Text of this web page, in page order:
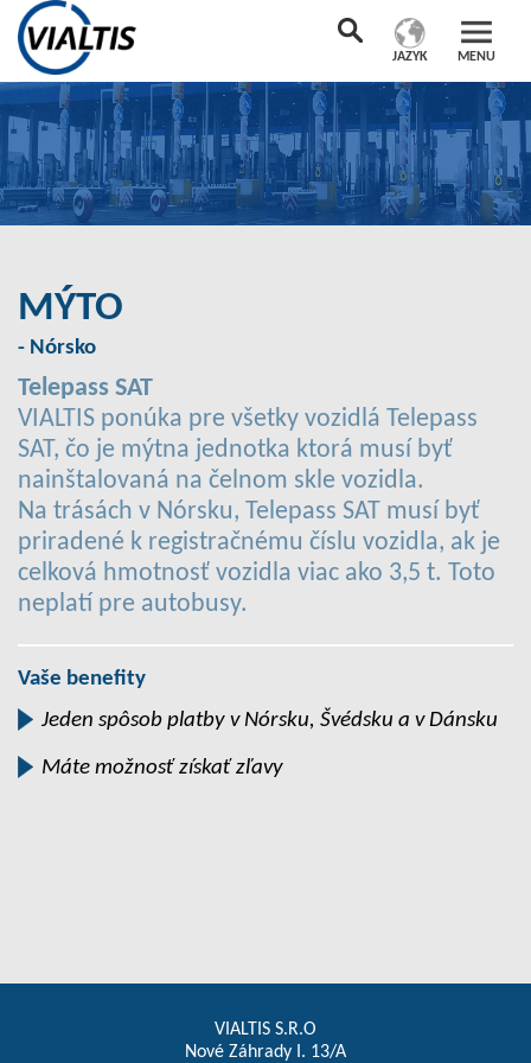
MENU
JAZYK
MÝTO
- Nórsko
Telepass SAT
VIALTIS ponúka pre všetky vozidlá Telepass
SAT, čo je mýtna jednotka ktorá musí byť
nainštalovaná na čelnom skle vozidla.
Na trásách v Nórsku, Telepass SAT musí byť
priradené k registračnému číslu vozidla, ak je
celková hmotnosť vozidla viac ako 3,5 t. Toto
neplatí pre autobusy.
Vaše benefity
Jeden spôsob platby v Nórsku, Švédsku a v Dánsku
Máte možnosť získať zľavy
VIALTIS S.R.O
Nové Záhrady I. 13/A